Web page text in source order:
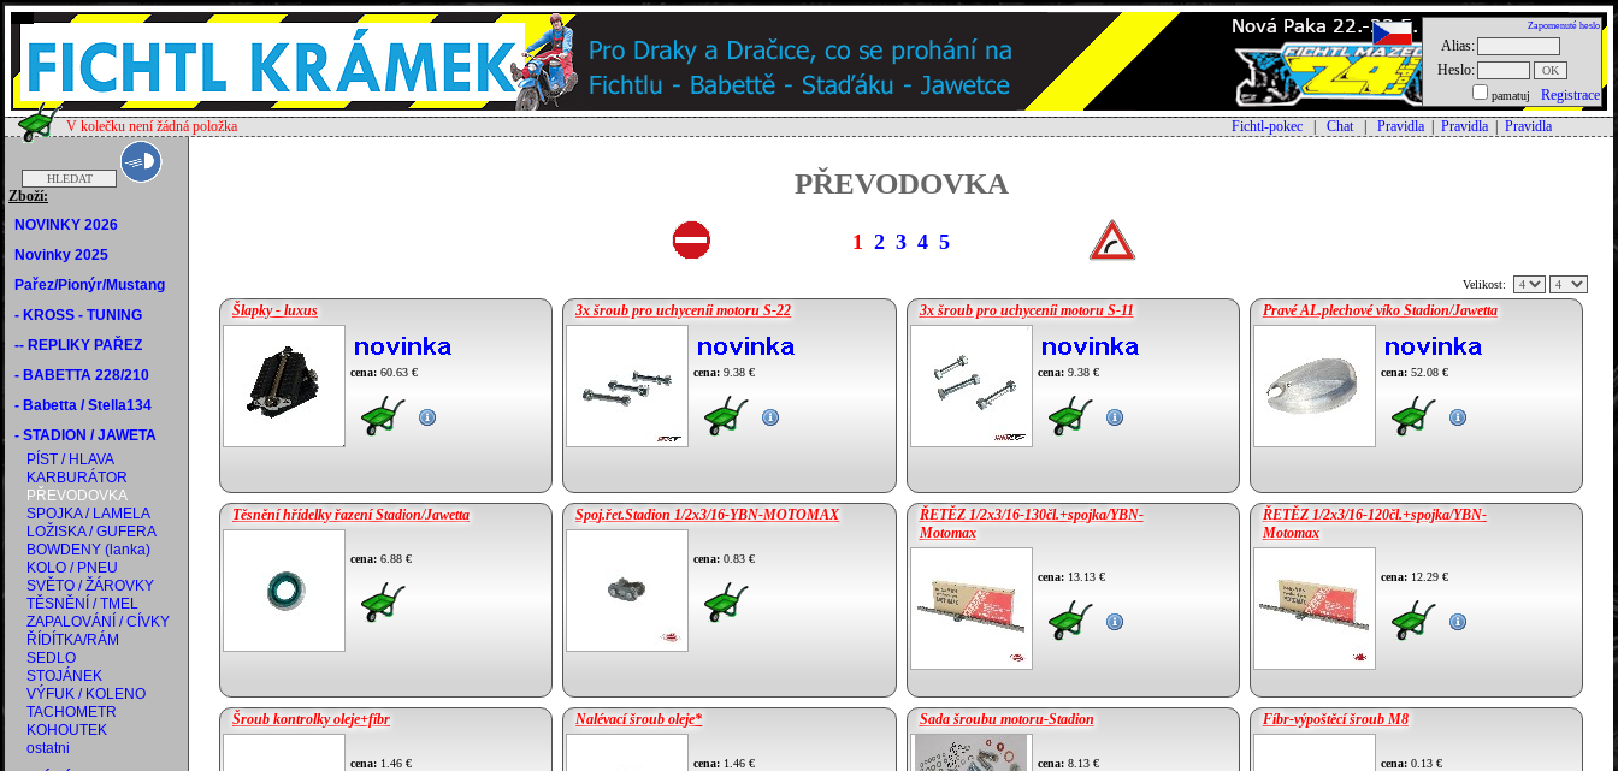
Zapomenuté heslo
Alias:
Heslo:
pamatuj
Registrace
V kolečku není žádná položka
Fichtl-pokec Chat| Pravidla Pravidla Pravidla
Zboží:
NOVINKY 2026
Novinky 2025
Pařez/Pionýr/Mustang
- KROSS - TUNING
-- REPLIKY PAŘEZ
- BABETTA 228/210
- Babetta / Stella134
- STADION / JAWETA
PÍST / HLAVA
KARBURÁTOR
PŘEVODOVKA
SPOJKA / LAMELA
LOŽISKA / GUFERA
BOWDENY (lanka)
KOLO / PNEU
SVĚTO / ŽÁROVKY
TĚSNĚNÍ / TMEL
ZAPALOVÁNÍ / CÍVKY
ŘÍDÍTKA/RÁM
SEDLO
STOJÁNEK
VÝFUK / KOLENO
TACHOMETR
KOHOUTEK
ostatni
PŘEVODOVKA
1 2 3 4 5
Velikost:
Šlapky - luxus
cena: 60.63 €
3x šroub pro uchyceníi motoru S-22
cena: 9.38 €
3x šroub pro uchyceníi motoru S-11
cena:9.38 €
Pravé AL.plechové víko Stadion/Jawetta
cena:52.08 €
Těsnění hřídelky řazení Stadion/Jawetta
cena: 6.88 €
Spoj.řet.Stadion 1/2x3/16-YBN-MOTOMAX
cena: 0.83 €
ŘETĚZ 1/2x3/16-130čl.+spojka/YBN-
Motomax
cena:13.13 €
ŘETĚZ 1/2x3/16-120čl.+spojka/YBN-
Motomax
cena:12.29 €
Šroub kontrolky oleje+fíbr
cena: 1.46 €
Nalévací šroub oleje*
cena: 1.46 €
Sada šroubu motoru-Stadion
cena:8.13 €
Fíbr-výpoštěcí šroub M8
cena:0.13 €